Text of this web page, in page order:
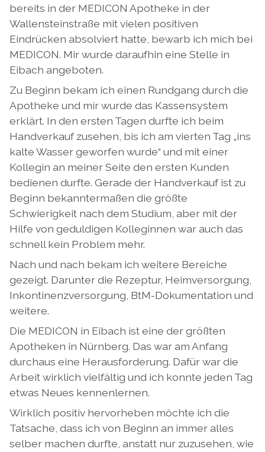
bereits in der MEDICON Apotheke in der
Wallensteinstraße mit vielen positiven
Eindrücken absolviert hatte, bewarb ich mich bei
MEDICON. Mir wurde daraufhin eine Stelle in
Eibach angeboten.
Zu Beginn bekam ich einen Rundgang durch die
Apotheke und mir wurde das Kassensystem
erklärt. In den ersten Tagen durfte ich beim
Handverkauf zusehen, bis ich am vierten Tag „ins
kalte Wasser geworfen wurde“ und mit einer
Kollegin an meiner Seite den ersten Kunden
bedienen durfte. Gerade der Handverkauf ist zu
Beginn bekanntermaßen die größte
Schwierigkeit nach dem Studium, aber mit der
Hilfe von geduldigen Kolleginnen war auch das
schnell kein Problem mehr.
Nach und nach bekam ich weitere Bereiche
gezeigt. Darunter die Rezeptur, Heimversorgung,
Inkontinenzversorgung, BtM-Dokumentation und
weitere.
Die MEDICON in Eibach ist eine der größten
Apotheken in Nürnberg. Das war am Anfang
durchaus eine Herausforderung. Dafür war die
Arbeit wirklich vielfältig und ich konnte jeden Tag
etwas Neues kennenlernen.
Wirklich positiv hervorheben möchte ich die
Tatsache, dass ich von Beginn an immer alles
selber machen durfte, anstatt nur zuzusehen, wie